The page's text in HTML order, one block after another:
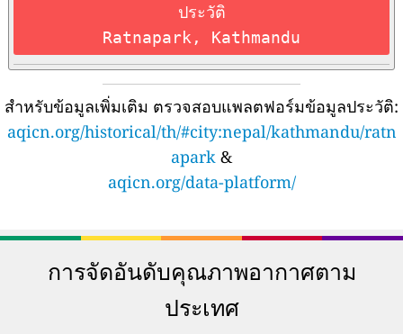
ประวัติ
Ratnapark, Kathmandu
สำหรับข้อมูลเพิ่มเติม ตรวจสอบแพลตฟอร์มข้อมูลประวัติ:
aqicn.org/historical/th/#city:nepal/kathmandu/ratn
apark &
aqicn.org/data-platform/
การจัดอันดับคุณภาพอากาศตาม
ประเทศ